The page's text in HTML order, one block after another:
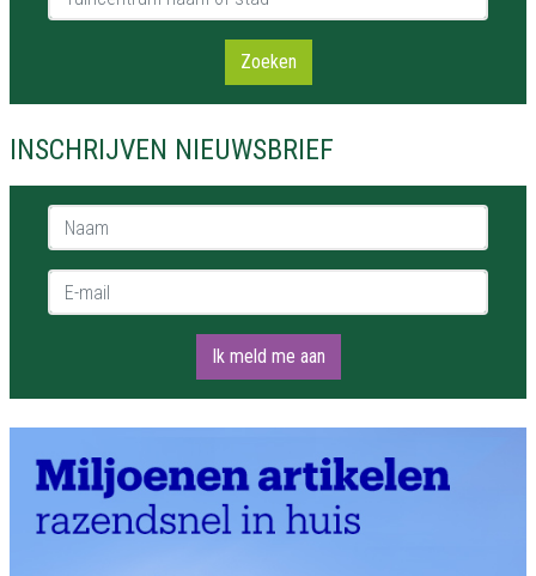
Zoeken
INSCHRIJVEN NIEUWSBRIEF
Naam *
E-mail *
Ik meld me aan